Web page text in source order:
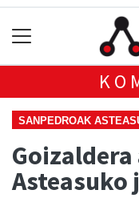
SANPEDROAK
Asteasuko